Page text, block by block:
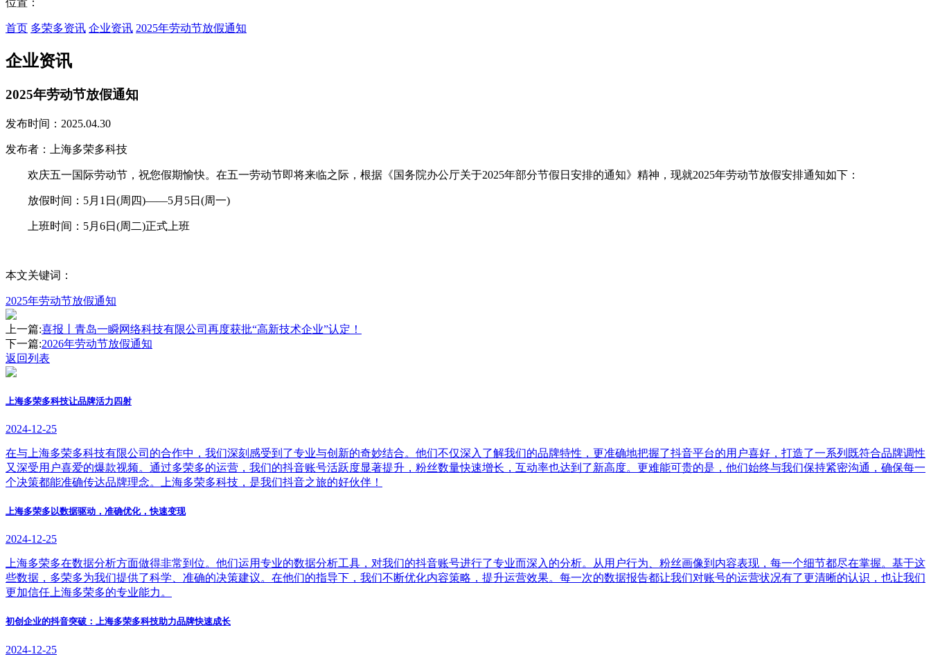
位置：
首页 多荣多资讯 企业资讯 2025年劳动节放假通知
企业资讯
2025年劳动节放假通知
发布时间：2025.04.30
发布者：上海多荣多科技
欢庆五一国际劳动节，祝您假期愉快。在五一劳动节即将来临之际，根据《国务院办公厅关于2025年部分节假日安排的通知》精神，现就2025年劳动节放假安排通知如下：
放假时间：5月1日(周四)——5月5日(周一)
上班时间：5月6日(周二)正式上班
本文关键词：
2025年劳动节放假通知
上一篇:喜报丨青岛一瞬网络科技有限公司再度获批“高新技术企业”认定！
下一篇:2026年劳动节放假通知
返回列表
上海多荣多科技让品牌活力四射
2024-12-25
在与上海多荣多科技有限公司的合作中，我们深刻感受到了专业与创新的奇妙结合。他们不仅深入了解我们的品牌特性，更准确地把握了抖音平台的用户喜好，打造了一系列既符合品牌调性
又深受用户喜爱的爆款视频。通过多荣多的运营，我们的抖音账号活跃度显著提升，粉丝数量快速增长，互动率也达到了新高度。更难能可贵的是，他们始终与我们保持紧密沟通，确保每一
个决策都能准确传达品牌理念。上海多荣多科技，是我们抖音之旅的好伙伴！
上海多荣多以数据驱动，准确优化，快速变现
2024-12-25
上海多荣多在数据分析方面做得非常到位。他们运用专业的数据分析工具，对我们的抖音账号进行了专业而深入的分析。从用户行为、粉丝画像到内容表现，每一个细节都尽在掌握。基于这
些数据，多荣多为我们提供了科学、准确的决策建议。在他们的指导下，我们不断优化内容策略，提升运营效果。每一次的数据报告都让我们对账号的运营状况有了更清晰的认识，也让我们
更加信任上海多荣多的专业能力。
初创企业的抖音突破：上海多荣多科技助力品牌快速成长
2024-12-25